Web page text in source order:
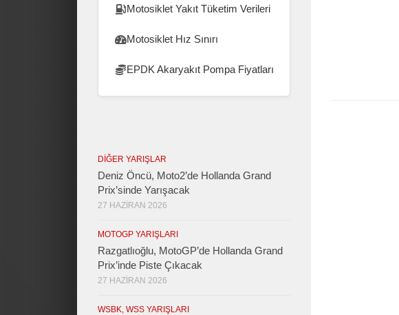
Motosiklet Yakıt Tüketim Verileri
Motosiklet Hız Sınırı
EPDK Akaryakıt Pompa Fiyatları
DIĞER YARIŞLAR
Deniz Öncü, Moto2’de Hollanda Grand
Prix’sinde Yarışacak
27 HAZIRAN 2026
MOTOGP YARIŞLARI
Razgatlıoğlu, MotoGP’de Hollanda Grand
Prix’inde Piste Çıkacak
27 HAZIRAN 2026
WSBK, WSS YARIŞLARI